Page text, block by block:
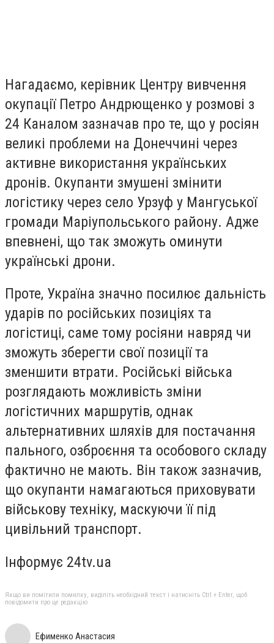
Нагадаємо, керівник Центру вивчення
окупації Петро Андрющенко у розмові з
24 Каналом зазначав про те, що у росіян
великі проблеми на Донеччині через
активне використання українських
дронів. Окупанти змушені змінити
логістику через село Урзуф у Мангуської
громади Маріупольського району. Адже
впевнені, що так зможуть оминути
українські дрони.
Проте, Україна значно посилює дальність
ударів по російських позиціях та
логістиці, саме тому росіяни навряд чи
зможуть зберегти свої позиції та
зменшити втрати. Російські війська
розглядають можливість зміни
логістичних маршрутів, однак
альтернативних шляхів для постачання
пального, озброєння та особового складу
фактично не мають. Він також зазначив,
що окупанти намагаються приховувати
військову техніку, маскуючи її під
цивільний транспорт.
Інформує 24tv.ua
Якщо ви помітили помилку, виділіть необхідний текст і натисніть Ctrl + Enter, щоб
повідомити про це редакцію
Ефименко Анастасия